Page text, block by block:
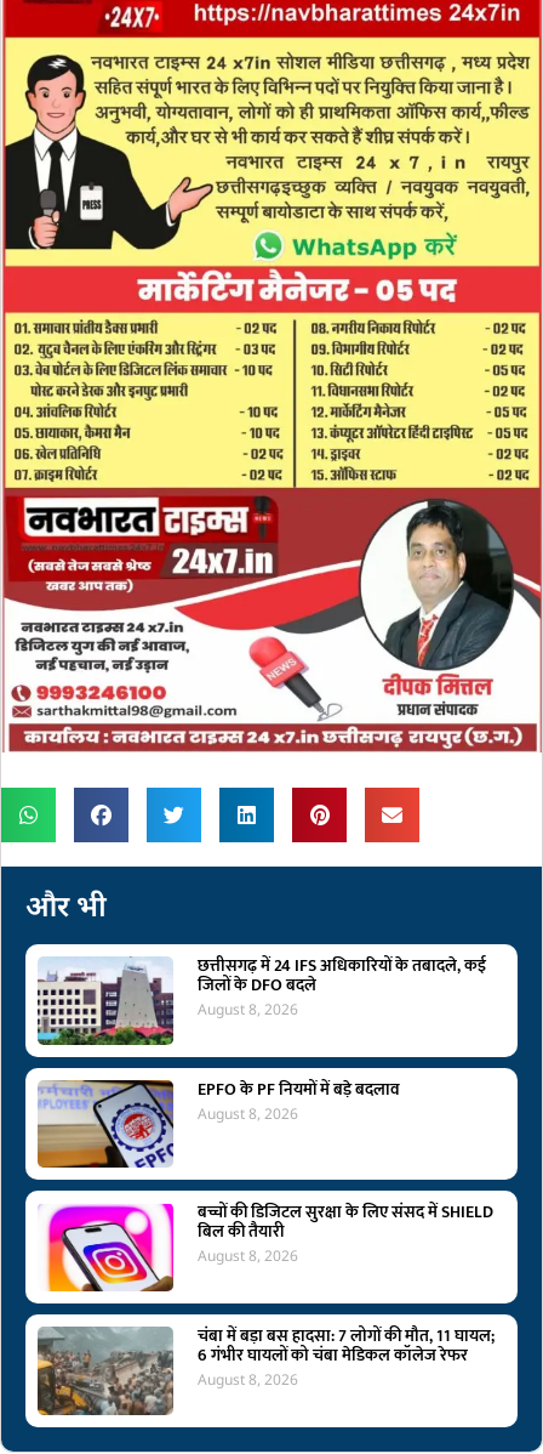
और भी
छत्तीसगढ़ में 24 IFS अधिकारियों के तबादले, कई
जिलों के DFO बदले
August 8, 2026
EPFO के PF नियमों में बड़े बदलाव
August 8, 2026
बच्चों की डिजिटल सुरक्षा के लिए संसद में SHIELD
बिल की तैयारी
August 8, 2026
चंबा में बड़ा बस हादसा: 7 लोगों की मौत, 11 घायल;
6 गंभीर घायलों को चंबा मेडिकल कॉलेज रेफर
August 8, 2026